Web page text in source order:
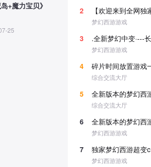
+魔力宝贝》
25
2
梦幻西游游戏
3
梦幻西游游戏
4
综合交流大厅
5
综合交流大厅
6
梦幻西游游戏
7 独家梦幻西游超变c
梦幻西游游戏